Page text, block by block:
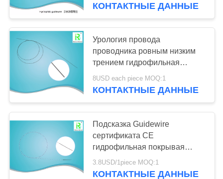
ПУТЕШЕСТВИЕ
ФАБРИКИ
ПРОВЕРКА
КАЧЕСТВА
СВЯЖИТЕСЬ
МЫ
СПРОСИТЕ
Каменная корзина
возвращения
100
Набор
расширителя
КОНТАКТНЫЕ ДАННЫЕ
Урология провода
проводника ровным низким
трением гидрофильная
покрывая
8USD each piece MOQ:1
КОНТАКТНЫЕ ДАННЫЕ
Подсказка Guidewire
сертификата CE
гидрофильная покрывая
гибкая
3.8USD/1piece MOQ:1
КОНТАКТНЫЕ ДАННЫЕ